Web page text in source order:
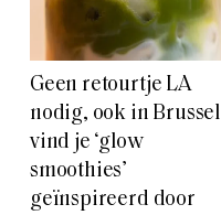
Geen retourtje LA
nodig, ook in Brussel
vind je ‘glow
smoothies’
geïnspireerd door